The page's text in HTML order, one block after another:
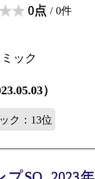
0点 / 0件
ック
）
ク：13位